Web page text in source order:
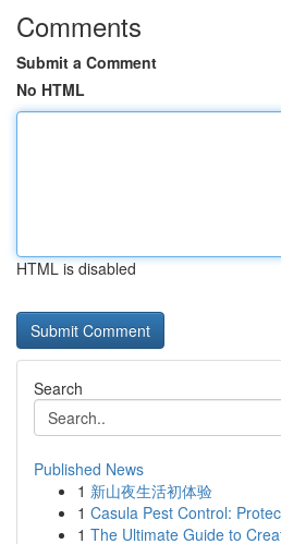
Comments
Submit a Comment
No HTML
HTML is disabled
Search
Published News
1 新山夜生活初体验
1 Casula Pest Control:
1 The Ultimate Guide to